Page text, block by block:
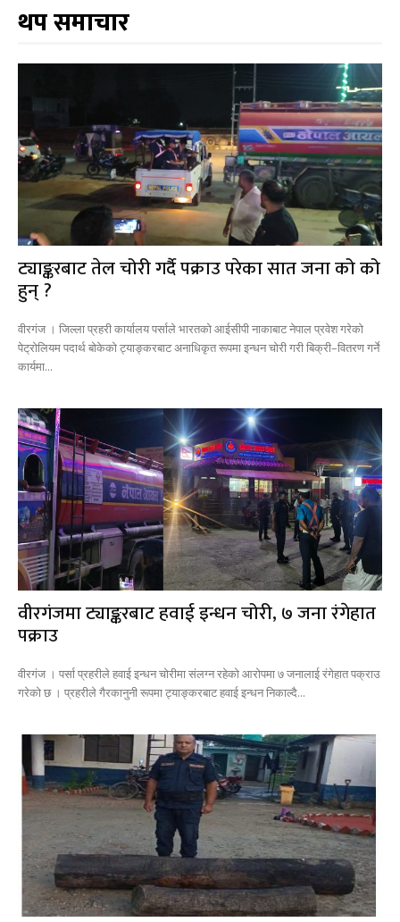
थप समाचार
ट्याङ्करबाट तेल चोरी गर्दै पक्राउ परेका सात जना को को
हुन् ?
वीरगंज । जिल्ला प्रहरी कार्यालय पर्साले भारतको आईसीपी नाकाबाट नेपाल प्रवेश गरेको
पेट्रोलियम पदार्थ बोकेको ट्याङ्करबाट अनाधिकृत रूपमा इन्धन चोरी गरी बिक्री–वितरण गर्ने
कार्यमा...
वीरगंजमा ट्याङ्करबाट हवाई इन्धन चोरी, ७ जना रंगेहात
पक्राउ
वीरगंज । पर्सा प्रहरीले हवाई इन्धन चोरीमा संलग्न रहेको आरोपमा ७ जनालाई रंगेहात पक्राउ
गरेको छ । प्रहरीले गैरकानुनी रूपमा ट्याङ्करबाट हवाई इन्धन निकाल्दै...